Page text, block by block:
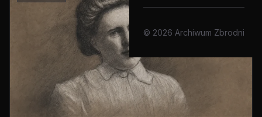
© 2026 Archiwum Zbrodni